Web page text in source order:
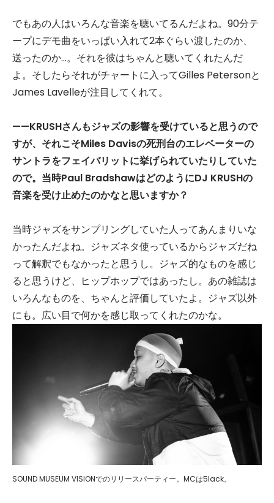
でもあの人はいろんな音楽を聴いてるんだよね。90分テ
ープにデモ曲をいっぱい入れて2本ぐらい渡したのか、
送ったのか…。それを彼はちゃんと聴いてくれたんだ
よ。そしたらそれがチャートに入ってGilles Petersonと
James Lavelleが注目してくれて。
——KRUSHさんもジャズの影響を受けていると思うので
すが、それこそMiles Davisの死刑台のエレベーターの
サントラをフェイバリットに挙げられていたりしていた
ので。当時Paul BradshawはどのようにDJ KRUSHの
音楽を受け止めたのかなと思いますか？
当時ジャズをサンプリングしていた人ってあんまりいな
かったんだよね。ジャズネタ使っているからジャズだね
って解釈でもなかったと思うし。ジャズ的なものを感じ
ると思うけど、ヒップホップではあったし。あの雑誌は
いろんなものを、ちゃんと評価していたよ。ジャズ以外
にも。広い目で何かを感じ取ってくれたのかな。
SOUND MUSEUM VISIONでのリリースパーティー。MCは5lack。